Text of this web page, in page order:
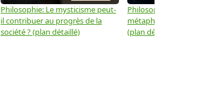
Philosophie: Le mysticisme peut-
il contribuer au progrès de la
société ? (plan détaillé)
Philosophie: Peut-on lier la
métaphysique à la
(plan détaillé)